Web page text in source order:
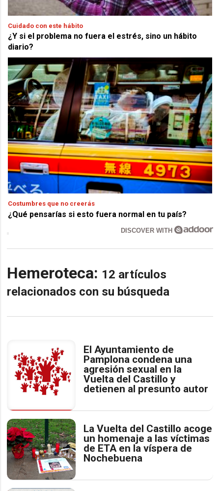
Cuidado con este hábito
¿Y si el problema no fuera el estrés, sino un hábito
diario?
Costumbres que no creerás
¿Qué pensarías si esto fuera normal en tu país?
DISCOVER WITH
Hemeroteca: 12 artículos
relacionados con su búsqueda
El Ayuntamiento de
Pamplona condena una
agresión sexual en la
Vuelta del Castillo y
detienen al presunto autor
La Vuelta del Castillo acoge
un homenaje a las víctimas
de ETA en la víspera de
Nochebuena